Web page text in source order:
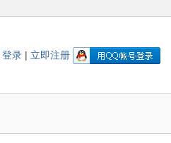
登录| 立即注册